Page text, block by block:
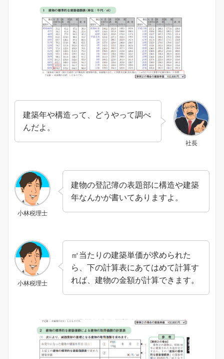
社長
建築年や構造って、どうやって調べ
んだよ。
小林税理士
建物の登記簿の表題部に構造や建築
年なんかが書いてありますよ。
小林税理士
㎡当たりの建築単価が求められた
ら、下の計算表にあてはめて計算す
れば、建物の金額が計算できます。